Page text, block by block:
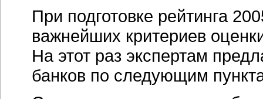
При подготовке рейтинга
важнейших критериев
На этот раз экспертам
банков по следующим